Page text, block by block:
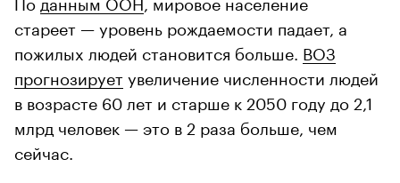
стареет — уровень рождаемости падает, а
пожилых людей становится больше. ВОЗ
прогнозируетувеличение численности людей
в возрасте 60 лет и старше к 2050 году до 2,1
млрд человек — это в 2 раза больше, чем
сейчас.